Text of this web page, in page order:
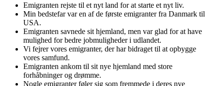
Emigranten rejste til et nyt land for at starte et nyt liv.
Min bedstefar var en af de første emigranter fra Danmark til
USA.
Emigranten savnede sit hjemland, men var glad for at have
mulighed for bedre jobmuligheder i udlandet.
Vi fejrer vores emigranter, der har bidraget til at opbygge
vores samfund.
Emigranten ankom til sit nye hjemland med store
forhåbninger og drømme.
Nogle emigranter føler sig som fremmede i deres nye